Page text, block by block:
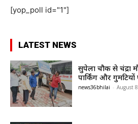
[yop_poll id="1"]
LATEST NEWS
सुपेला चौक से चंद्रा
पार्किंग और गुमटियों
news36bhilai - August